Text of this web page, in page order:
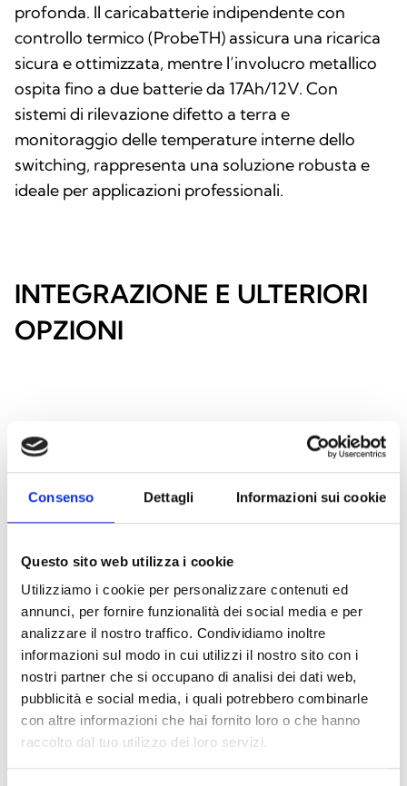
Consenso Dettagli Informazioni sui cookie
Questo sito web utilizza i cookie
Utilizziamo i cookie per personalizzare contenuti ed
annunci, per fornire funzionalità dei social media e per
analizzare il nostro traffico. Condividiamo inoltre
informazioni sul modo in cui utilizzi il nostro sito con i
nostri partner che si occupano di analisi dei dati web,
pubblicità e social media, i quali potrebbero combinarle
con altre informazioni che hai fornito loro o che hanno
raccolto dal tuo utilizzo dei loro servizi.
profonda. Il caricabatterie indipendente con
controllo termico (ProbeTH) assicura una ricarica
sicura e ottimizzata, mentre l’involucro metallico
ospita fino a due batterie da 17Ah/12V. Con
sistemi di rilevazione difetto a terra e
monitoraggio delle temperature interne dello
switching, rappresenta una soluzione robusta e
ideale per applicazioni professionali.
INTEGRAZIONE E ULTERIORI
OPZIONI
ProbeTH
Sonda termica per la regolazione della
tensione di ricarica della batteria in